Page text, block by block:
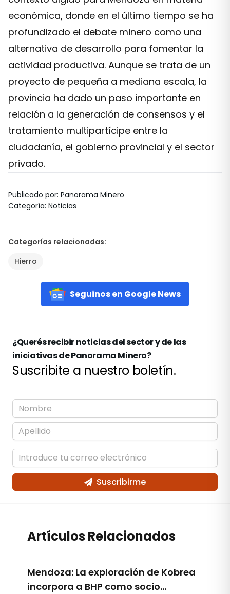
económica, donde en el último tiempo se ha
profundizado el debate minero como una
alternativa de desarrollo para fomentar la
actividad productiva. Aunque se trata de un
proyecto de pequeña a mediana escala, la
provincia ha dado un paso importante en
relación a la generación de consensos y el
tratamiento multipartícipe entre la
ciudadanía, el gobierno provincial y el sector
privado.
Publicado por: Panorama Minero
Categoría: Noticias
Categorías relacionadas:
Hierro
Seguinos en Google News
¿Querés recibir noticias del sector y de las
iniciativas de Panorama Minero?
Suscribite a nuestro boletín.
Suscribirme
Artículos Relacionados
Mendoza: La exploración de Kobrea
incorpora a BHP como socio